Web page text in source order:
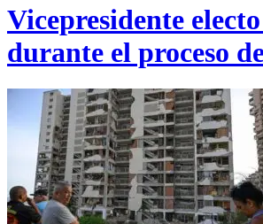
Vicepresidente
durante el proceso